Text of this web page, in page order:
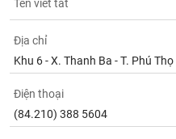
Tên viết tắt
Địa chỉ
Khu 6 - X. Thanh Ba - T. Phú Thọ
Điện thoại
(84.210) 388 5604